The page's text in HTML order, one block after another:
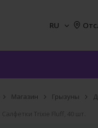
RU
Магазин Грызуны
Салфетки Trixie Fluff, 40 шт.